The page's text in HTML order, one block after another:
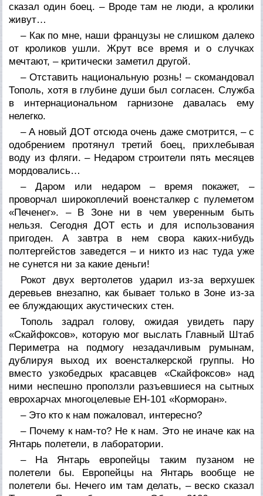
сказал один боец. – Вроде там не люди, а кролики
живут…
– Как по мне, наши французы не слишком далеко
от кроликов ушли. Жрут все время и о случках
мечтают, – критически заметил другой.
– Отставить национальную рознь! – скомандовал
Тополь, хотя в глубине души был согласен. Служба
в интернациональном гарнизоне давалась ему
нелегко.
– А новый ДОТ отсюда очень даже смотрится, – с
одобрением протянул третий боец, прихлебывая
воду из фляги. – Недаром строители пять месяцев
мордовались…
– Даром или недаром – время покажет, –
проворчал широкоплечий военсталкер с пулеметом
«Печенег». – В Зоне ни в чем уверенным быть
нельзя. Сегодня ДОТ есть и для использования
пригоден. А завтра в нем свора каких-нибудь
полтергейстов заведется – и никто из нас туда уже
не сунется ни за какие деньги!
Рокот двух вертолетов ударил из-за верхушек
деревьев внезапно, как бывает только в Зоне из-за
ее блуждающих акустических стен.
Тополь задрал голову, ожидая увидеть пару
«Скайфоксов», которую мог выслать Главный Штаб
Периметра на подмогу незадачливым румынам,
дублируя выход их военсталкерской группы. Но
вместо узкобедрых красавцев «Скайфоксов» над
ними неспешно проползли разъевшиеся на сытных
еврохарчах многоцелевые EH-101 «Корморан».
– Это кто к нам пожаловал, интересно?
– Почему к нам-то? Не к нам. Это не иначе как на
Янтарь полетели, в лаборатории.
– На Янтарь европейцы таким пузаном не
полетели бы. Европейцы на Янтарь вообще не
полетели бы. Нечего им там делать, – веско сказал